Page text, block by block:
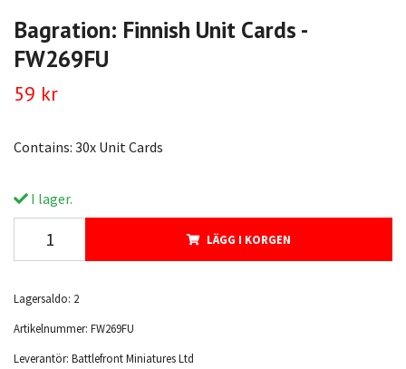
Bagration: Finnish Unit Cards -
FW269FU
59 kr
Contains: 30x Unit Cards
I lager.
LÄGG I KORGEN
Lagersaldo: 2
Artikelnummer: FW269FU
Leverantör: Battlefront Miniatures Ltd